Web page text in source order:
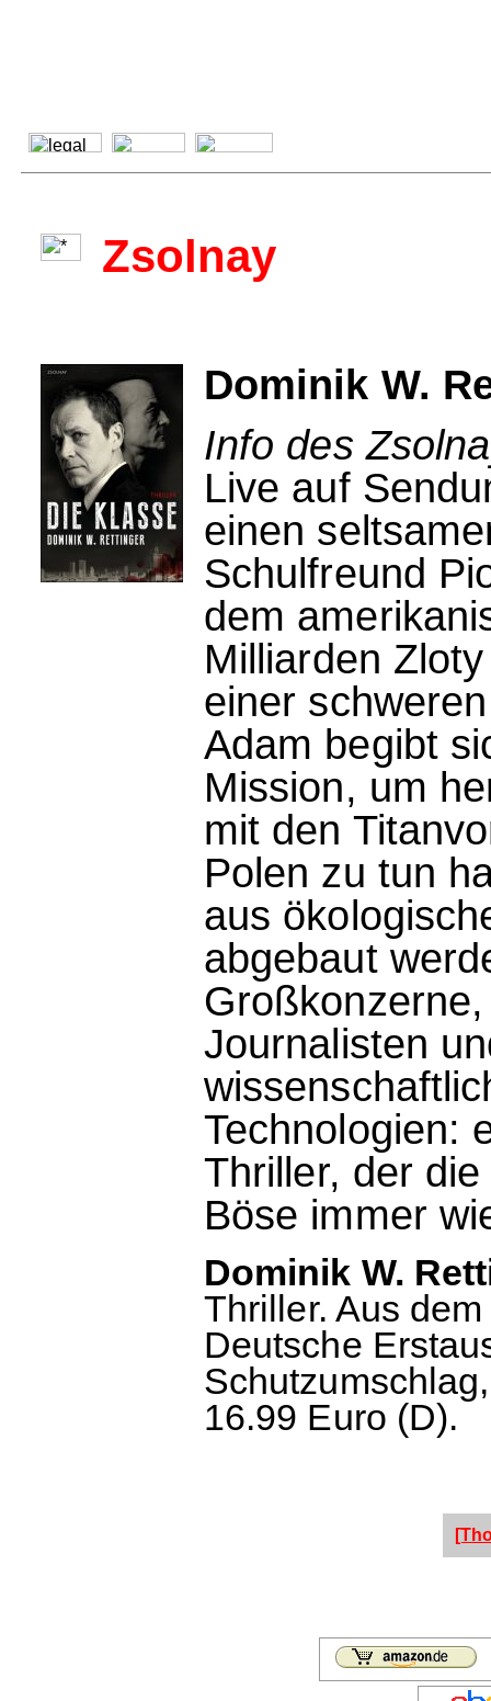
Zsolnay
Dominik W.
Info des
Live auf
einen
Schulfreund
dem
Milliarden
einer
Adam begibt
Mission, um
mit den
Polen zu tun
aus
abgebaut
Journalisten
Technologien:
Thriller, der
Böse immer
Dominik W.
Thriller. Aus
Deutsche
16.99 Euro (D).